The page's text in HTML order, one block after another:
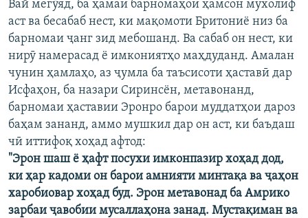
Вай мегӯяд, ба ҳамаи барномаҳои ҳамсон мухолиф
аст ва бесабаб нест, ки мақомоти Бритониё низ ба
барномаи ҷанг зид мебошанд. Ва сабаб он нест, ки
нирӯ намерасад ё имкониятҳо маҳдуданд. Амалан
чунин ҳамлаҳо, аз ҷумла ба таъсисоти ҳаставӣ дар
Исфаҳон, ба назари Сиринсён, метавонанд,
барномаи ҳаставии Эронро барои муддатҳои дароз
баҳам зананд, аммо мушкил дар он аст, ки баъдаш
чӣ иттифоқ хоҳад афтод:
"Эрон шаш ё ҳафт посухи имконпазир хоҳад дод,
ки ҳар кадоми он барои амнияти минтақа ва ҷаҳон
харобиовар хоҳад буд. Эрон метавонад ба Амрико
зарбаи ҷавобии мусаллаҳона занад. Мустақиман ва